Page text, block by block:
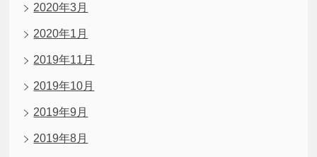
2020年3月
2020年1月
2019年11月
2019年10月
2019年9月
2019年8月